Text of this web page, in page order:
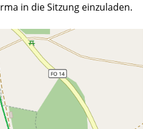
in die Sitzung einzuladen.